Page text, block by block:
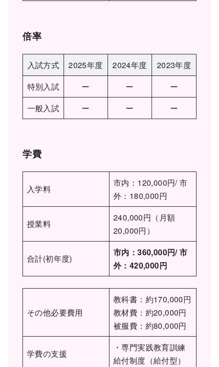
倍率
入試方式 2025年度 2024年度
2023年度
特別入試
ー ー
ー
一般入試
ー ー ー
学費
入学料
市内：120,000円/ 市
外：180,000円
授業料
240,000円（月額
20,000円）
合計(初年度)
市内：360,000円/ 市
外：420,000円
その他必要費用
教科書：約170,000円
教材費：約20,000円
被服費：約80,000円
学費の支援
・専門実践教育訓練
給付制度（給付型）